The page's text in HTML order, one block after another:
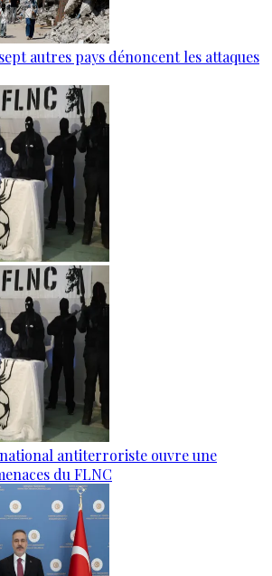
autres pays dénoncent les attaques
antiterroriste ouvre une
du FLNC